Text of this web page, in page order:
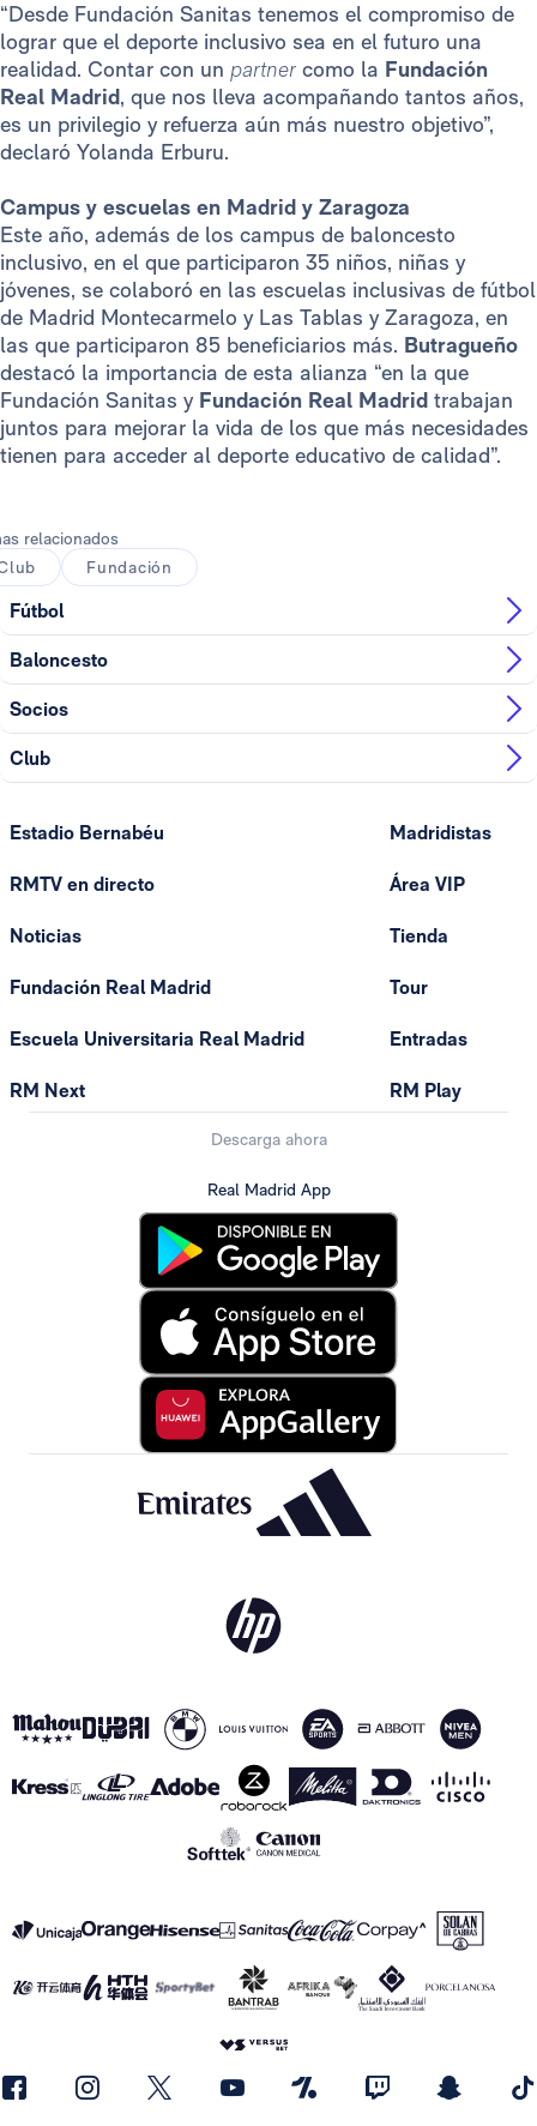
“Desde Fundación Sanitas tenemos el compromiso de
lograr que el deporte inclusivo sea en el futuro una
realidad. Contar con un partner como la Fundación
Real Madrid, que nos lleva acompañando tantos años,
es un privilegio y refuerza aún más nuestro objetivo”,
declaró Yolanda Erburu.
Campus y escuelas en Madrid y Zaragoza
Este año, además de los campus de baloncesto
inclusivo, en el que participaron 35 niños, niñas y
jóvenes, se colaboró en las escuelas inclusivas de fútbol
de Madrid Montecarmelo y Las Tablas y Zaragoza, en
las que participaron 85 beneficiarios más. Butragueño
destacó la importancia de esta alianza “en la que
Fundación Sanitas y Fundación Real Madrid trabajan
juntos para mejorar la vida de los que más necesidades
tienen para acceder al deporte educativo de calidad”.
relacionados
Fundación
Fútbol
Baloncesto
Socios
Club
Estadio Bernabéu
RMTV en directo
Noticias
Fundación Real Madrid
Escuela Universitaria Real Madrid
RM Next
Madridistas
Área VIP
Tienda
Tour
Entradas
RM Play
Descarga ahora
Real Madrid App